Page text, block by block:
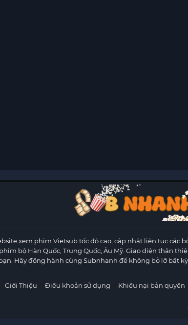
xem phim Vietsub tốc độ cao, cập nhật liên tục
bộ Hàn Quốc, Trung Quốc, Âu Mỹ. Giao diện thân
Hãy đồng hành cùng Subnhanh để không bỏ lỡ bất
Giới Thiệu Điều khoản sử dụng Khiếu nại bản quyền